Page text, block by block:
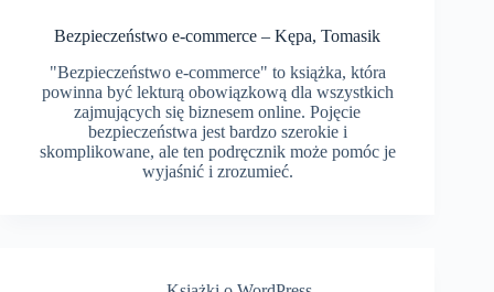
Bezpieczeństwo e-commerce – Kępa, Tomasik
"Bezpieczeństwo e-commerce" to książka, która
powinna być lekturą obowiązkową dla wszystkich
zajmujących się biznesem online. Pojęcie
bezpieczeństwa jest bardzo szerokie i
skomplikowane, ale ten podręcznik może pomóc je
wyjaśnić i zrozumieć.